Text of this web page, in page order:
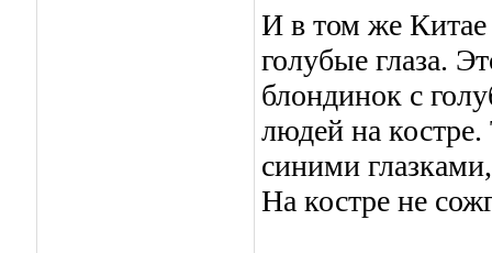
И в том же
голубые глаза.
блондинок с
людей на
синими
На костре не